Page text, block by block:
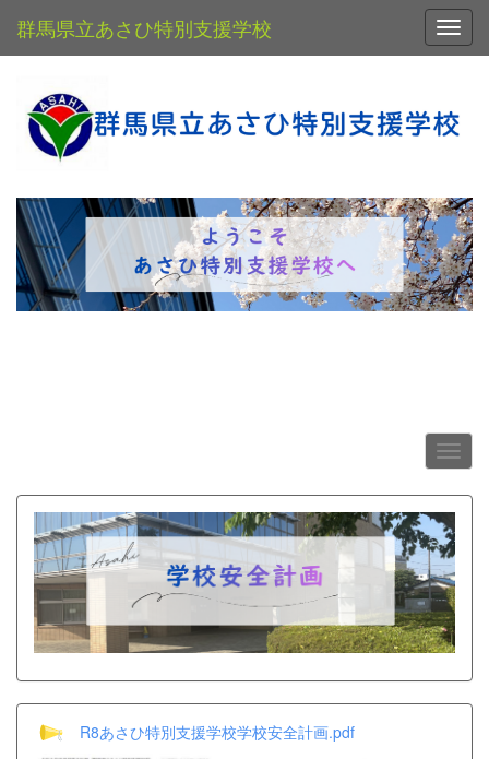
群馬県立あさひ特別支援学校
R8あさひ特別支援学校学校安全計画.pdf